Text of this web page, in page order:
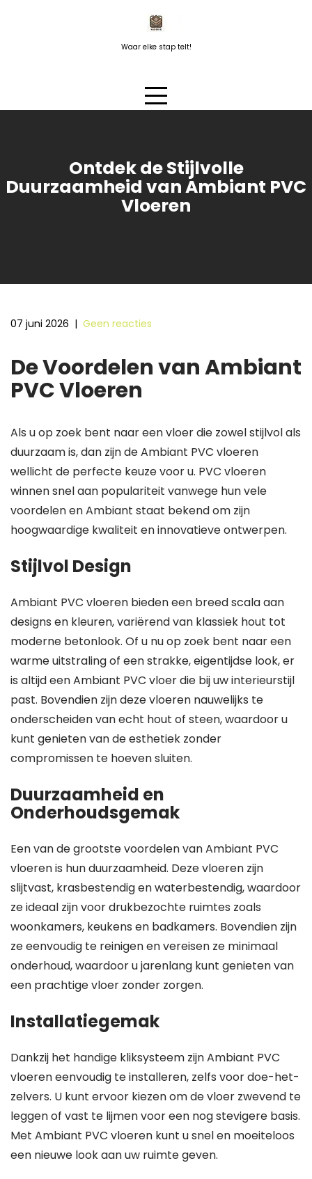
Waar elke stap telt!
Ontdek de Stijlvolle
Duurzaamheid van Ambiant PVC
Vloeren
07 juni 2026 | Geen reacties
De Voordelen van Ambiant
PVC Vloeren
Als u op zoek bent naar een vloer die zowel stijlvol als
duurzaam is, dan zijn de Ambiant PVC vloeren
wellicht de perfecte keuze voor u. PVC vloeren
winnen snel aan populariteit vanwege hun vele
voordelen en Ambiant staat bekend om zijn
hoogwaardige kwaliteit en innovatieve ontwerpen.
Stijlvol Design
Ambiant PVC vloeren bieden een breed scala aan
designs en kleuren, variërend van klassiek hout tot
moderne betonlook. Of u nu op zoek bent naar een
warme uitstraling of een strakke, eigentijdse look, er
is altijd een Ambiant PVC vloer die bij uw interieurstijl
past. Bovendien zijn deze vloeren nauwelijks te
onderscheiden van echt hout of steen, waardoor u
kunt genieten van de esthetiek zonder
compromissen te hoeven sluiten.
Duurzaamheid en
Onderhoudsgemak
Een van de grootste voordelen van Ambiant PVC
vloeren is hun duurzaamheid. Deze vloeren zijn
slijtvast, krasbestendig en waterbestendig, waardoor
ze ideaal zijn voor drukbezochte ruimtes zoals
woonkamers, keukens en badkamers. Bovendien zijn
ze eenvoudig te reinigen en vereisen ze minimaal
onderhoud, waardoor u jarenlang kunt genieten van
een prachtige vloer zonder zorgen.
Installatiegemak
Dankzij het handige kliksysteem zijn Ambiant PVC
vloeren eenvoudig te installeren, zelfs voor doe-het-
zelvers. U kunt ervoor kiezen om de vloer zwevend te
leggen of vast te lijmen voor een nog stevigere basis.
Met Ambiant PVC vloeren kunt u snel en moeiteloos
een nieuwe look aan uw ruimte geven.